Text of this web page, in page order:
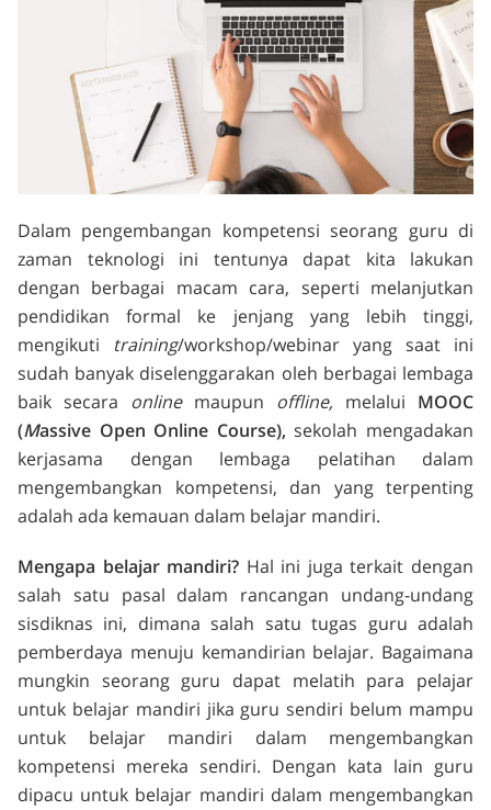
Dalam pengembangan kompetensi seorang guru di
zaman teknologi ini tentunya dapat kita lakukan
dengan berbagai macam cara, seperti melanjutkan
pendidikan formal ke jenjang yang lebih tinggi,
mengikuti training/workshop/webinar yang saat ini
sudah banyak diselenggarakan oleh berbagai lembaga
baik secara onlinemaupun offline, melalui MOOC
(Massive Open Online Course), sekolah mengadakan
kerjasama dengan lembaga pelatihan dalam
mengembangkan kompetensi, dan yang terpenting
adalah ada kemauan dalam belajar mandiri.
Mengapa belajar mandiri? Hal ini juga terkait dengan
salah satu pasal dalam rancangan undang-undang
sisdiknas ini, dimana salah satu tugas guru adalah
pemberdaya menuju kemandirian belajar. Bagaimana
mungkin seorang guru dapat melatih para pelajar
untuk belajar mandiri jika guru sendiri belum mampu
untuk belajar mandiri dalam mengembangkan
kompetensi mereka sendiri. Dengan kata lain guru
dipacu untuk belajar mandiri dalam mengembangkan